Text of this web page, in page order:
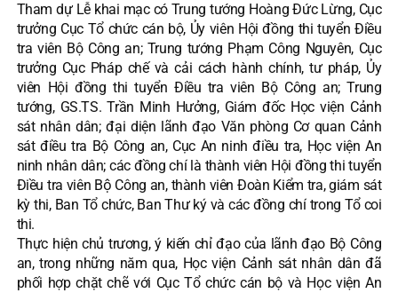
Tham dự Lễ khai mạc có Trung tướng Hoàng Đức Lừng, Cục
trưởng Cục Tổ chức cán bộ, Ủy viên Hội đồng thi tuyển Điều
tra viên Bộ Công an; Trung tướng Phạm Công Nguyên, Cục
trưởng Cục Pháp chế và cải cách hành chính, tư pháp, Ủy
viên Hội đồng thi tuyển Điều tra viên Bộ Công an; Trung
tướng, GS.TS. Trần Minh Hưởng, Giám đốc Học viện Cảnh
sát nhân dân; đại diện lãnh đạo Văn phòng Cơ quan Cảnh
sát điều tra Bộ Công an, Cục An ninh điều tra, Học viện An
ninh nhân dân; các đồng chí là thành viên Hội đồng thi tuyển
Điều tra viên Bộ Công an, thành viên Đoàn Kiểm tra, giám sát
kỳ thi, Ban Tổ chức, Ban Thư ký và các đồng chí trong Tổ coi
thi.
Thực hiện chủ trương, ý kiến chỉ đạo của lãnh đạo Bộ Công
an, trong những năm qua, Học viện Cảnh sát nhân dân đã
phối hợp chặt chẽ với Cục Tổ chức cán bộ và Học viện An